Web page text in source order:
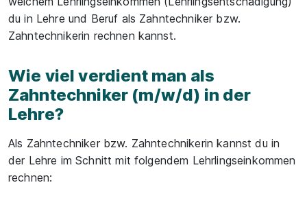
du in Lehre und Beruf als Zahntechniker bzw.
Zahntechnikerin rechnen kannst.
Wie viel verdient man als
Zahntechniker (m/w/d) in der
Lehre?
Als Zahntechniker bzw. Zahntechnikerin kannst du in
der Lehre im Schnitt mit folgendem Lehrlingseinkommen
rechnen: